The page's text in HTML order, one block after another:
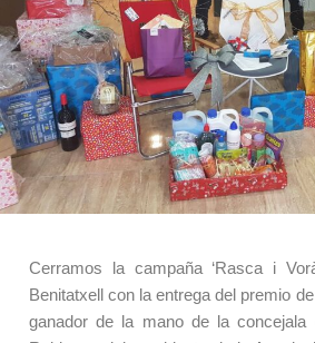
Cerramos la campaña ‘Rasca i
Benitatxell con la entrega del premio
ganador de la mano de la concejala